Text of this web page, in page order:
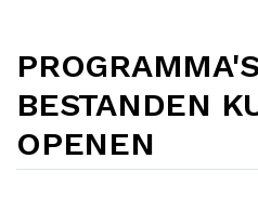
BESTANDEN
OPENEN